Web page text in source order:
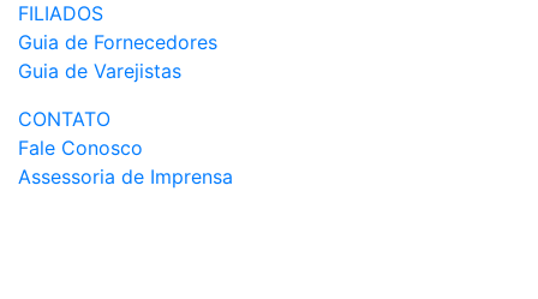
FILIADOS
Guia de Fornecedores
Guia de Varejistas
CONTATO
Fale Conosco
Assessoria de Imprensa